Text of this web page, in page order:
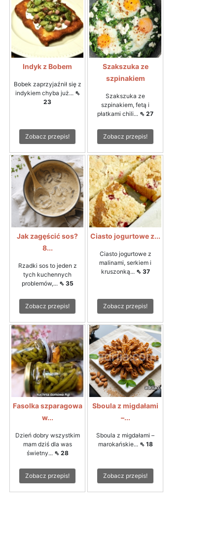
Indyk z Bobem
Bobek zaprzyjaźnił się z
indykiem chyba już... ⇖
23
Zobacz przepis!
Szakszuka ze
szpinakiem
Szakszuka ze
szpinakiem, fetą i
płatkami chili... ⇖ 27
Zobacz przepis!
Jak zagęścić sos?
8...
Rzadki sos to jeden z
tych kuchennych
problemów,... ⇖ 35
Zobacz przepis!
Ciasto jogurtowe z...
Ciasto jogurtowe z
malinami, serkiem i
kruszonką... ⇖ 37
Zobacz przepis!
Fasolka szparagowa
w...
Dzień dobry wszystkim
mam dziś dla was
świetny... ⇖ 28
Zobacz przepis!
Sboula z migdałami
–...
Sboula z migdałami –
marokańskie... ⇖ 18
Zobacz przepis!